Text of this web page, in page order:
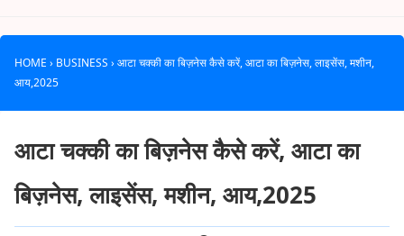
HOME › BUSINESS › आटा चक्की का बिज़नेस कैसे करें, आटा का बिज़नेस, लाइसेंस, मशीन,
आय,2025
आटा चक्की का बिज़नेस कैसे करें, आटा का
बिज़नेस, लाइसेंस, मशीन, आय,2025